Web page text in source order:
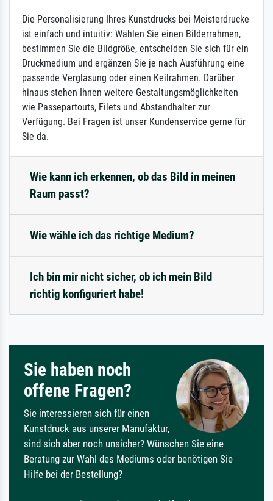
Die Personalisierung Ihres Kunstdrucks bei Meisterdrucke
ist einfach und intuitiv: Wählen Sie einen Bilderrahmen,
bestimmen Sie die Bildgröße, entscheiden Sie sich für ein
Druckmedium und ergänzen Sie je nach Ausführung eine
passende Verglasung oder einen Keilrahmen. Darüber
hinaus stehen Ihnen weitere Gestaltungsmöglichkeiten
wie Passepartouts, Filets und Abstandhalter zur
Verfügung. Bei Fragen ist unser Kundenservice gerne für
Sie da.
Wie kann ich erkennen, ob das Bild in meinen
Raum passt?
Wie wähle ich das richtige Medium?
Ich bin mir nicht sicher, ob ich mein Bild
richtig konfiguriert habe!
Sie haben noch
offene Fragen?
Sie interessieren sich für einen
Kunstdruck aus unserer Manufaktur,
sind sich aber noch unsicher? Wünschen Sie eine
Beratung zur Wahl des Mediums oder benötigen Sie
Hilfe bei der Bestellung?